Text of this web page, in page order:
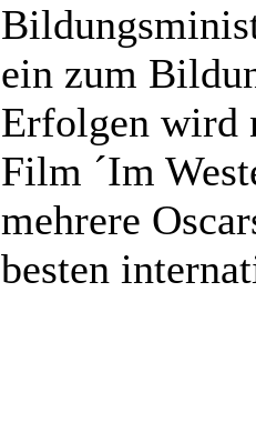
ein zum
Erfolgen wird
Film ´Im
mehrere
besten